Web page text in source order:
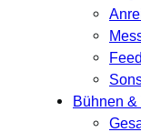
Bühnen &